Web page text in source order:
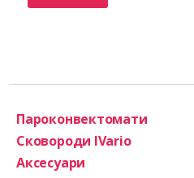
Пароконвектомати
Сковороди IVario
Аксесуари